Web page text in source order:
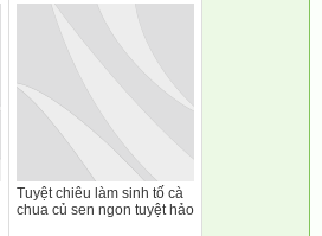
Tuyệt chiêu làm sinh tố cà
chua củ sen ngon tuyệt hảo